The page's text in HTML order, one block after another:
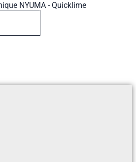
NYUMA - Quicklime